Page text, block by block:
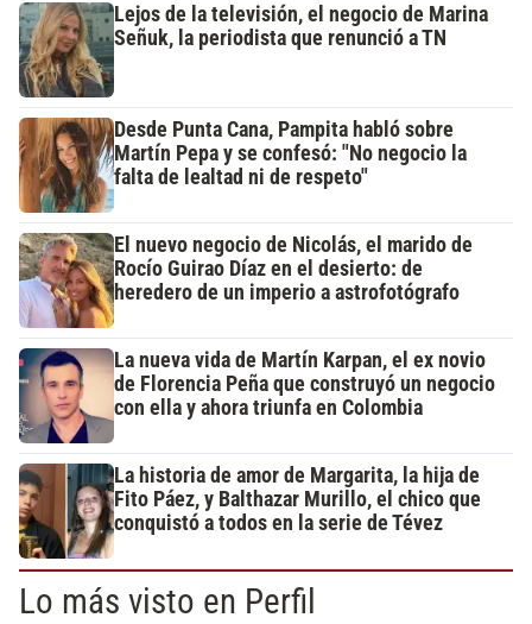
Lejos de la televisión, el negocio de Marina
Señuk, la periodista que renunció a TN
Desde Punta Cana, Pampita habló sobre
Martín Pepa y se confesó: "No negocio la
falta de lealtad ni de respeto"
El nuevo negocio de Nicolás, el marido de
Rocío Guirao Díaz en el desierto: de
heredero de un imperio a astrofotógrafo
La nueva vida de Martín Karpan, el ex novio
de Florencia Peña que construyó un negocio
con ella y ahora triunfa en Colombia
La historia de amor de Margarita, la hija de
Fito Páez, y Balthazar Murillo, el chico que
conquistó a todos en la serie de Tévez
Lo más visto en Perfil